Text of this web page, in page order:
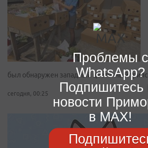
был обнаружен западный цветочный трипс
сегодня, 00:25
Проблемы с
WhatsApp?
Подпишитесь
новости
в MAX!